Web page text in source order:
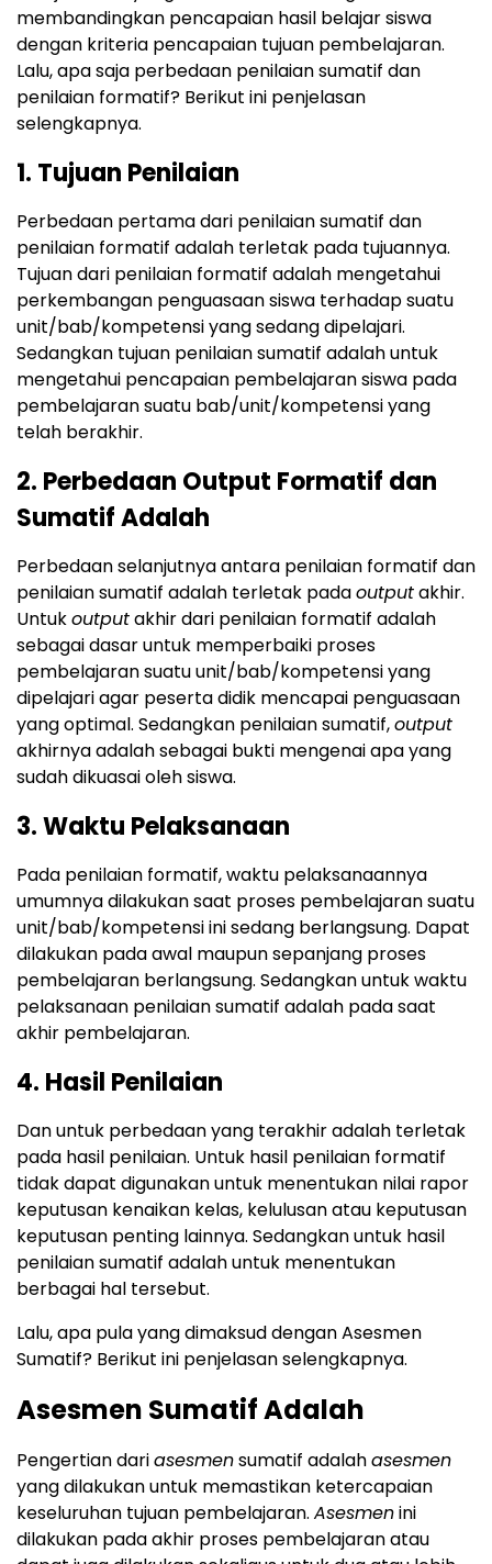
membandingkan pencapaian hasil belajar siswa
dengan kriteria pencapaian tujuan pembelajaran.
Lalu, apa saja perbedaan penilaian sumatif dan
penilaian formatif? Berikut ini penjelasan
selengkapnya.
1. Tujuan Penilaian
Perbedaan pertama dari penilaian sumatif dan
penilaian formatif adalah terletak pada tujuannya.
Tujuan dari penilaian formatif adalah mengetahui
perkembangan penguasaan siswa terhadap suatu
unit/bab/kompetensi yang sedang dipelajari.
Sedangkan tujuan penilaian sumatif adalah untuk
mengetahui pencapaian pembelajaran siswa pada
pembelajaran suatu bab/unit/kompetensi yang
telah berakhir.
2. Perbedaan Output Formatif dan
Sumatif Adalah
Perbedaan selanjutnya antara penilaian formatif dan
penilaian sumatif adalah terletak padaoutputakhir.
Untukoutputakhir dari penilaian formatif adalah
sebagai dasar untuk memperbaiki proses
pembelajaran suatu unit/bab/kompetensi yang
dipelajari agar peserta didik mencapai penguasaan
yang optimal. Sedangkan penilaian sumatif,output
akhirnya adalah sebagai bukti mengenai apa yang
sudah dikuasai oleh siswa.
3. Waktu Pelaksanaan
Pada penilaian formatif, waktu pelaksanaannya
umumnya dilakukan saat proses pembelajaran suatu
unit/bab/kompetensi ini sedang berlangsung. Dapat
dilakukan pada awal maupun sepanjang proses
pembelajaran berlangsung. Sedangkan untuk waktu
pelaksanaan penilaian sumatif adalah pada saat
akhir pembelajaran.
4. Hasil Penilaian
Dan untuk perbedaan yang terakhir adalah terletak
pada hasil penilaian. Untuk hasil penilaian formatif
tidak dapat digunakan untuk menentukan nilai rapor
keputusan kenaikan kelas, kelulusan atau keputusan
keputusan penting lainnya. Sedangkan untuk hasil
penilaian sumatif adalah untuk menentukan
berbagai hal tersebut.
Lalu, apa pula yang dimaksud dengan Asesmen
Sumatif? Berikut ini penjelasan selengkapnya.
Asesmen Sumatif Adalah
Pengertian dariasesmensumatif adalahasesmen
yang dilakukan untuk memastikan ketercapaian
keseluruhan tujuan pembelajaran. Asesmenini
dilakukan pada akhir proses pembelajaran atau